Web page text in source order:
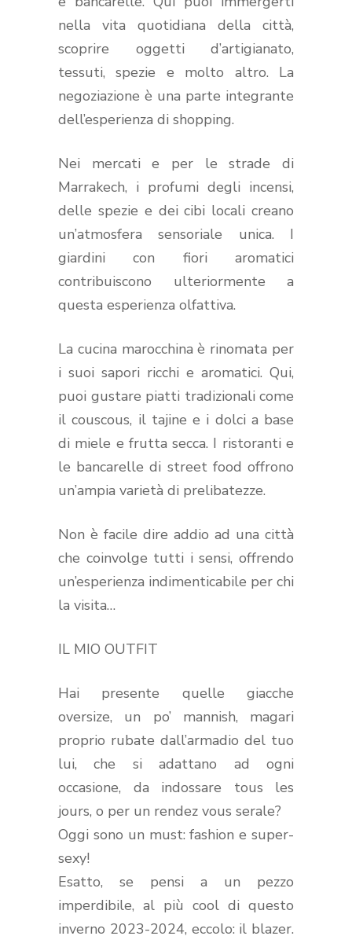
nella vita quotidiana della città,
scoprire oggetti d’artigianato,
tessuti, spezie e molto altro. La
negoziazione è una parte integrante
dell’esperienza di shopping.
Nei mercati e per le strade di
Marrakech, i profumi degli incensi,
delle spezie e dei cibi locali creano
un’atmosfera sensoriale unica. I
giardini con fiori aromatici
contribuiscono ulteriormente a
questa esperienza olfattiva.
La cucina marocchina è rinomata per
i suoi sapori ricchi e aromatici. Qui,
puoi gustare piatti tradizionali come
il couscous, il tajine e i dolci a base
di miele e frutta secca. I ristoranti e
le bancarelle di street food offrono
un’ampia varietà di prelibatezze.
Non è facile dire addio ad una città
che coinvolge tutti i sensi, offrendo
un’esperienza indimenticabile per chi
la visita…
IL MIO OUTFIT
Hai presente quelle giacche
oversize, un po’ mannish, magari
proprio rubate dall’armadio del tuo
lui, che si adattano ad ogni
occasione, da indossare tous les
jours, o per un rendez vous serale?
Oggi sono un must: fashion e super-
sexy!
Esatto, se pensi a un pezzo
imperdibile, al più cool di questo
inverno 2023-2024, eccolo: il blazer.